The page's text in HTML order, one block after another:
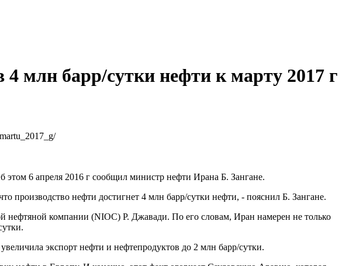
млн барр/сутки нефти к марту 2017 г
этом 6 апреля 2016 г сообщил министр нефти Ирана Б. Зангане.
производство нефти достигнет 4 млн барр/сутки нефти, - пояснил Б. Зангане.
нефтяной компании (NIOC) Р. Джавади. По его словам, Иран намерен не только
экспорт нефти и нефтепродуктов до 2 млн барр/сутки.